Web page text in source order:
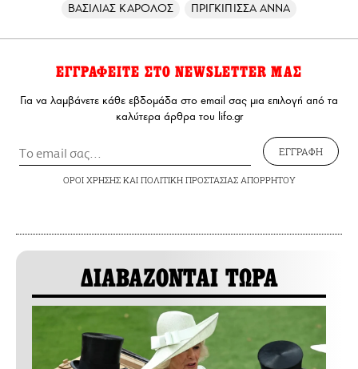
ΒΑΣΙΛΙΑΣ ΚΑΡΟΛΟΣ
ΠΡΙΓΚΙΠΙΣΣΑ ΑΝΝΑ
ΕΓΓΡΑΦΕΙΤΕ ΣΤΟ NEWSLETTER ΜΑΣ
Για να λαμβάνετε κάθε εβδομάδα στο email σας μια επιλογή από τα
καλύτερα άρθρα του lifo.gr
ΕΓΓΡΑΦΗ
ΟΡΟΙ ΧΡΗΣΗΣΚΑΙ ΠΟΛΙΤΙΚΗ ΠΡΟΣΤΑΣΙΑΣ ΑΠΟΡΡΗΤΟΥ
ΔΙΑΒΑΖΟΝΤΑΙ ΤΩΡΑ